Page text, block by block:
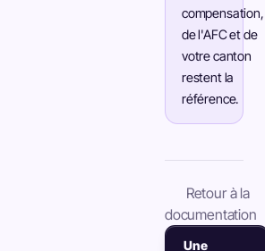
compensation,
de l'AFC et de
votre canton
restent la
référence.
Retour à la
documentation
Une